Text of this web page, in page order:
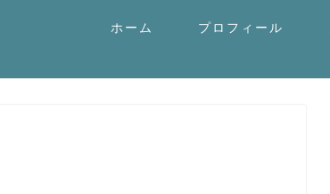
ホーム プロフィール